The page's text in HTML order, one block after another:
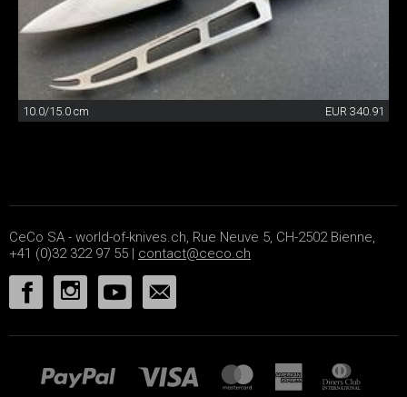
10.0/15.0 cm EUR 340.91
CeCo SA - world-of-knives.ch, Rue Neuve 5, CH-2502 Bienne,
+41 (0)32 322 97 55 | contact@ceco.ch